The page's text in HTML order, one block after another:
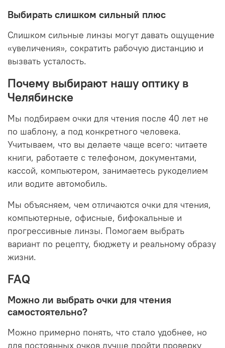
Выбирать слишком сильный плюс
Слишком сильные линзы могут давать ощущение
«увеличения», сократить рабочую дистанцию и
вызвать усталость.
Почему выбирают нашу оптику в
Челябинске
Мы подбираем очки для чтения после 40 лет не
по шаблону, а под конкретного человека.
Учитываем, что вы делаете чаще всего: читаете
книги, работаете с телефоном, документами,
кассой, компьютером, занимаетесь рукоделием
или водите автомобиль.
Мы объясняем, чем отличаются очки для чтения,
компьютерные, офисные, бифокальные и
прогрессивные линзы. Помогаем выбрать
вариант по рецепту, бюджету и реальному образу
жизни.
FAQ
Можно ли выбрать очки для чтения
самостоятельно?
Можно примерно понять, что стало удобнее, но
для постоянных очков лучше пройти проверку